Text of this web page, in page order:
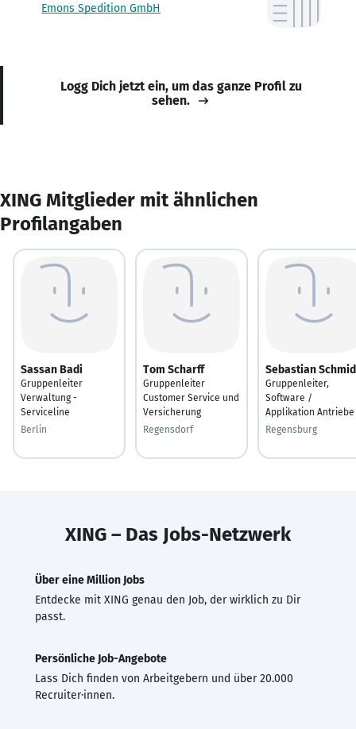
Emons Spedition GmbH
Logg Dich jetzt ein, um das ganze Profil zu
sehen.
XING Mitglieder mit ähnlichen
Profilangaben
Sassan Badi
Gruppenleiter
Verwaltung -
Serviceline
Berlin
Tom Scharff
Gruppenleiter
Customer Service und
Versicherung
Regensdorf
Sebastian Schmid
Gruppenleiter,
Software /
Applikation Antriebe
Regensburg
XING – Das Jobs-Netzwerk
Über eine Million Jobs
Entdecke mit XING genau den Job, der wirklich zu Dir
passt.
Persönliche Job-Angebote
Lass Dich finden von Arbeitgebern und über 20.000
Recruiter·innen.